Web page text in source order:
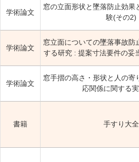
学術論文
窓の立面形状と墜落防止効果
験(その2)
学術論文
窓立面についての墜落事故防
する研究 : 提案寸法要件の妥
学術論文
窓手摺の高さ・形状と人の寄
応関係に関する
書籍 手すり大全